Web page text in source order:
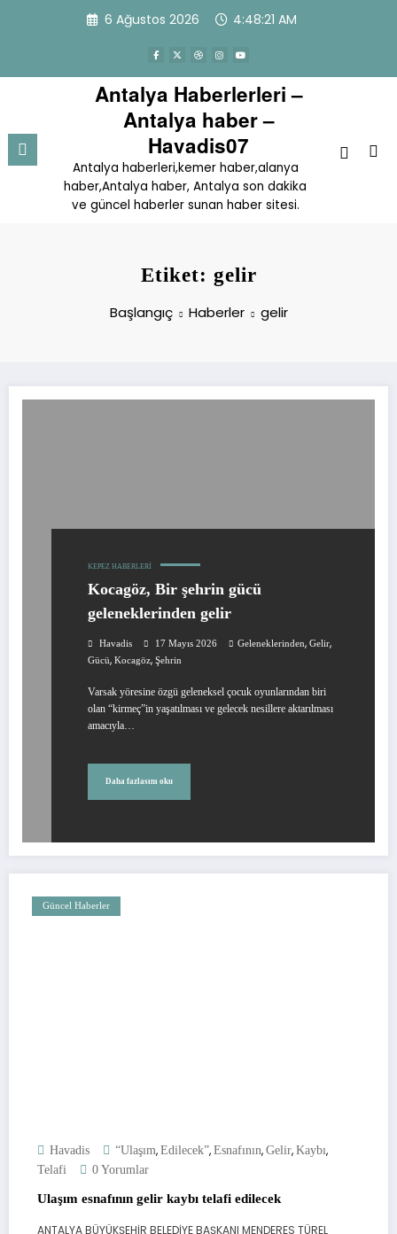
6 Ağustos 2026 4:48:21 AM
Antalya Haberlerleri –
Antalya haber –
Havadis07
Antalya haberleri,kemer haber,alanya
haber,Antalya haber, Antalya son dakika
ve güncel haberler sunan haber sitesi.
Etiket: gelir
Başlangıç Haberler gelir
KEPEZ HABERLERI
Kocagöz, Bir şehrin gücü
geleneklerinden gelir
Havadis 17 Mayıs 2026 Geleneklerinden, Gelir,
Gücü, Kocagöz, Şehrin
Varsak yöresine özgü geleneksel çocuk oyunlarından biri
olan “kirmeç”in yaşatılması ve gelecek nesillere aktarılması
amacıyla…
Daha fazlasını oku
Güncel Haberler
Havadis “Ulaşım, Edilecek”, Esnafının, Gelir, Kaybı,
Telafi 0 Yorumlar
Ulaşım esnafının gelir kaybı telafi edilecek
ANTALYA BÜYÜKŞEHİR BELEDİYE BAŞKANI MENDERES TÜREL